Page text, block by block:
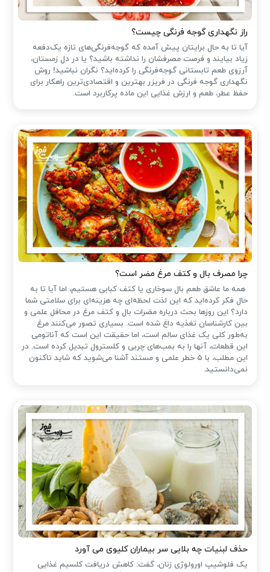
راز نگهداری گوجه فرنگی چیست؟
آیا تا به حال برایتان پیش آمده که گوجه‌فرنگی‌های تازه یک‌دفعه
زیاد بیایند و فرصت مصرفشان را نداشته باشید؟ یا در دل زمستان،
آرزوی طعم تابستانی گوجه‌فرنگی را کرده‌اید؟ نگران نباشید! روش
نگهداری گوجه فرنگی در فریزر بهترین و اقتصادی‌ترین راهکار برای
حفظ عطر، طعم و ارزش غذایی این ماده پرکاربرد است.
چرا مصرف بال و کتف مرغ مضر است؟
همه ما عاشق طعم بال سوخاری یا کتف کبابی هستیم، اما آیا تا به
حال فکر کرده‌اید که این لذت لحظه‌ای چه هزینه‌ای برای سلامتی شما
دارد؟ این روزها بحث درباره مضرات بال و کتف مرغ در محافل علمی و
بین کارشناسان تغذیه داغ شده است. بسیاری تصور می‌کنند مرغ
به‌طور کلی یک غذای سالم است، اما حقیقت این است که آناتومی
این قطعات، آنها را به بمب‌های چربی و کلسترول تبدیل کرده است. در
این مطلب، با ۵ خطر علمی و مستند آشنا می‌شوید که شاید تاکنون
نمی‌دانستید.
حذف لبنیات چه بلایی سر بیماران کلیوی می آورد
یک فلوشیپ اورولوژی زنان، گفت: کاهش دریافت کلسیم غذایی